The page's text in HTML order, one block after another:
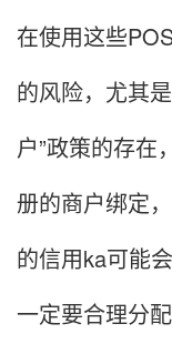
在使用这些
的风险，尤其
户”政策的存在
册的商户绑定
的信用ka可能
一定要合理分配